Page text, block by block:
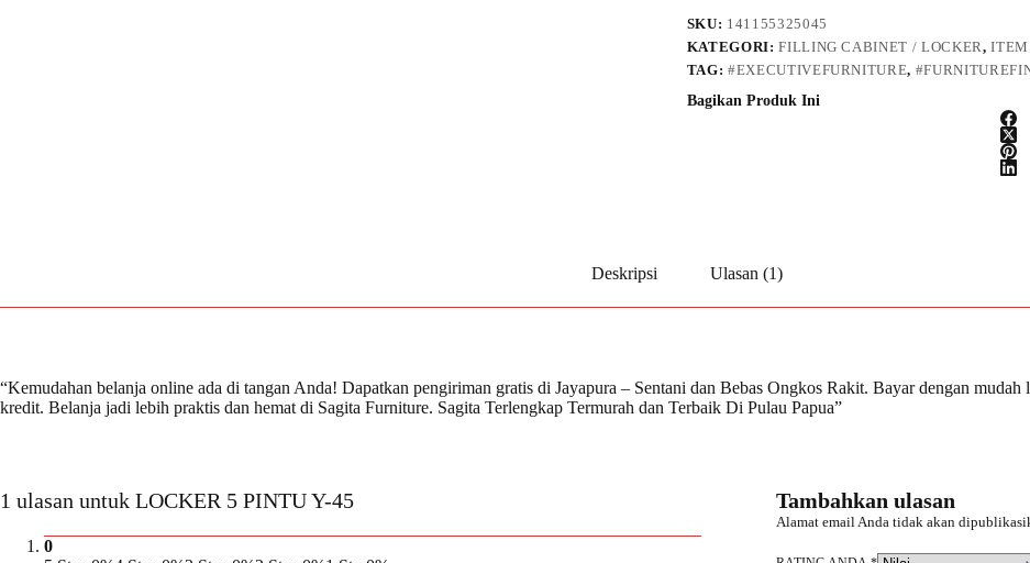
SKU: 141155325045
KATEGORI:FILLING CABINET / LOCKER,ITEM
TAG:#EXECUTIVEFURNITURE,
Bagikan Produk Ini
Deskripsi Ulasan (1)
“Kemudahan belanja online ada di tangan Anda! Dapatkan pengiriman gratis di Jayapura – Sentani dan Bebas Ongkos Rakit. Bayar dengan
kredit. Belanja jadi lebih praktis dan hemat di Sagita Furniture. Sagita Terlengkap Termurah dan Terbaik Di Pulau Papua”
1 ulasan untuk LOCKER 5 PINTU Y-45
0
Tambahkan ulasan
Alamat email Anda tidak akan